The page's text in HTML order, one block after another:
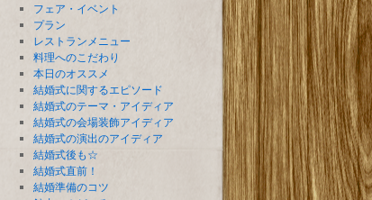
フェア・イベント
プラン
レストランメニュー
料理へのこだわり
本日のオススメ
結婚式に関するエピソード
結婚式のテーマ・アイディア
結婚式の会場装飾アイディア
結婚式の演出のアイディア
結婚式後も☆
結婚式直前！
結婚準備のコツ